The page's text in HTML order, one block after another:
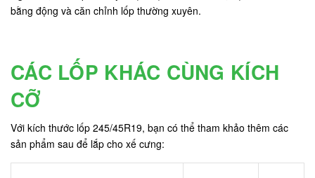
bằng động và căn chỉnh lốp thường xuyên.
CÁC LỐP KHÁC CÙNG KÍCH
CỠ
Với kích thước lốp 245/45R19, bạn có thể tham khảo thêm các
sản phẩm sau để lắp cho xế cưng: